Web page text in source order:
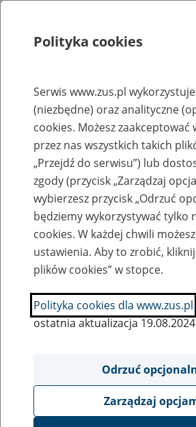
Rejestry, ewidencje i archiwa
Baza zlikwidowanych
przekształconych
Nazwa zakładu pracy:
SZUKAJ
Ukryj wszystkie pozycje bazy
Polityka cookies
Serwis www.zus.pl
(niezbędne) oraz analityczne
cookies. Możesz zaakceptować
przez nas wszystkich takich
„Przejdź do serwisu”) lub
zgody (przycisk „Zarządzaj
wybierzesz przycisk „Odrzuć
będziemy wykorzystywać tylko
cookies. W każdej chwili
ustawienia. Aby to zrobić,
plików cookies” w stopce.
Polityka cookies dla www.zus.pl
ostatnia aktualizacja
Odrzuć
Zarządzaj